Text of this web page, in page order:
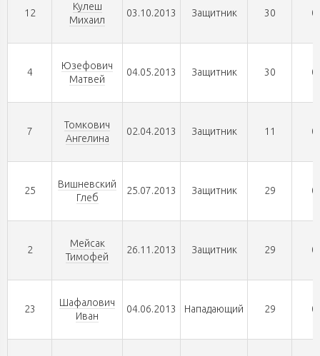
12
Кулеш
Михаил
03.10.2013 Защитник 30 0
4
Юзефович
Матвей
04.05.2013 Защитник 30 0
7
Томкович
Ангелина
02.04.2013 Защитник 11 0
25
Вишневский
Глеб
25.07.2013 Защитник 29 0
2
Мейсак
Тимофей
26.11.2013 Защитник 29 0
23
Шафалович
Иван
04.06.2013 Нападающий 29 0